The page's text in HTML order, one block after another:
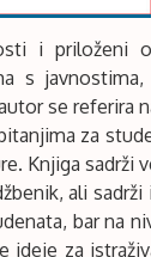
i priloženi
s
se referira
za
Knjiga sadrži
ali
bar na
ideje za